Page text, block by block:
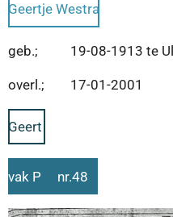
Geertje Westra
geb.; 19-08-1913 te
overl.; 17-01-2001
Geert
vak P nr.48